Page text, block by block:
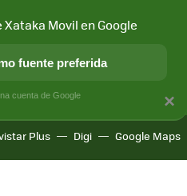
APLICACIONES
Plus Digi Google Maps
×
Xataka Movil en Google
fuente preferida
cuenta de Google